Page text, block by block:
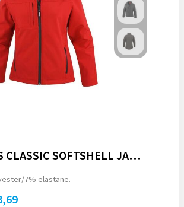
WOMENS CLASSIC SOFTSHELL JACKET
7% elastane.